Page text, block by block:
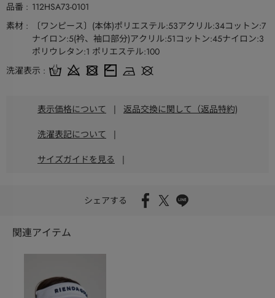
品番
112HSA73-0101
素材
〔ワンピース〕(本体)ポリエステル:53アクリル:34コットン:7
ナイロン:5(衿、袖口部分)アクリル:51コットン:45ナイロン:3
ポリウレタン:1 ポリエステル:100
洗濯表示
表示価格について | 返品交換に関して（返品特約)
洗濯表記について |
サイズガイドを見る |
シェアする
関連アイテム